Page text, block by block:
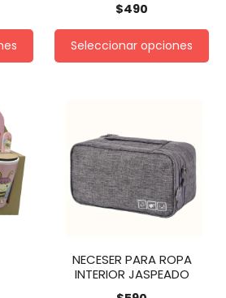
$490
Seleccionar opciones
NECESER PARA ROPA
INTERIOR JASPEADO